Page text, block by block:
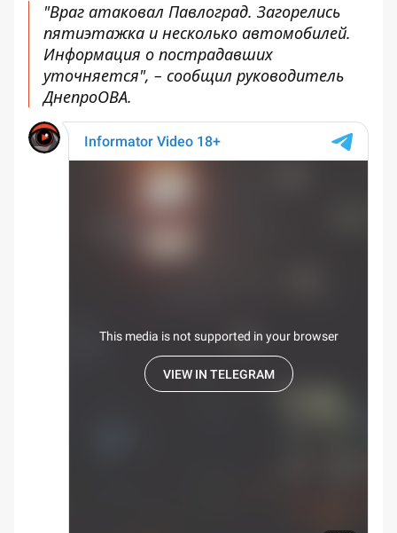
"Враг атаковал Павлоград. Загорелись
пятиэтажка и несколько автомобилей.
Информация о пострадавших
уточняется", – сообщил руководитель
ДнепроОВА.